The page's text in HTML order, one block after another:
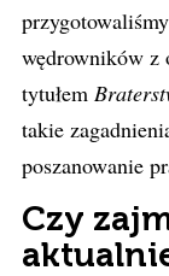
wędrowników
tytułem
takie
poszanowanie
Czy